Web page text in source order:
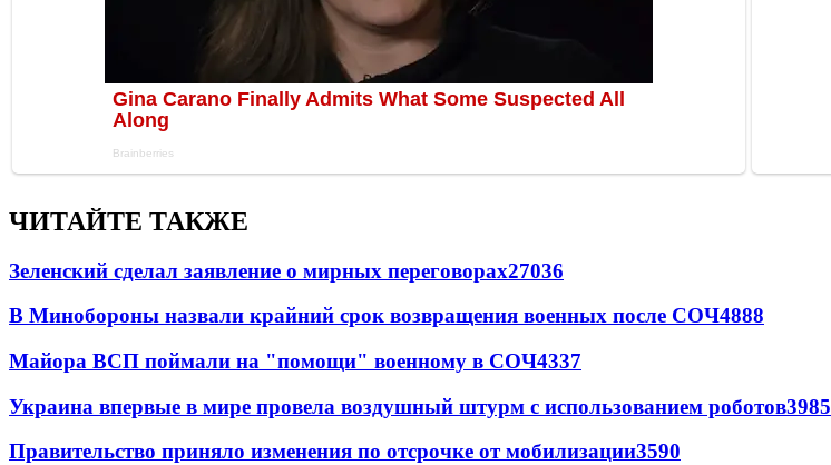
ЧИТАЙТЕ ТАКЖЕ
Зеленский сделал заявление о мирных переговорах27036
В Минобороны назвали крайний срок возвращения военных после СОЧ4888
Майора ВСП поймали на "помощи" военному в СОЧ4337
Украина впервые в мире провела воздушный штурм с использованием роботов3985
Правительство приняло изменения по отсрочке от мобилизации3590